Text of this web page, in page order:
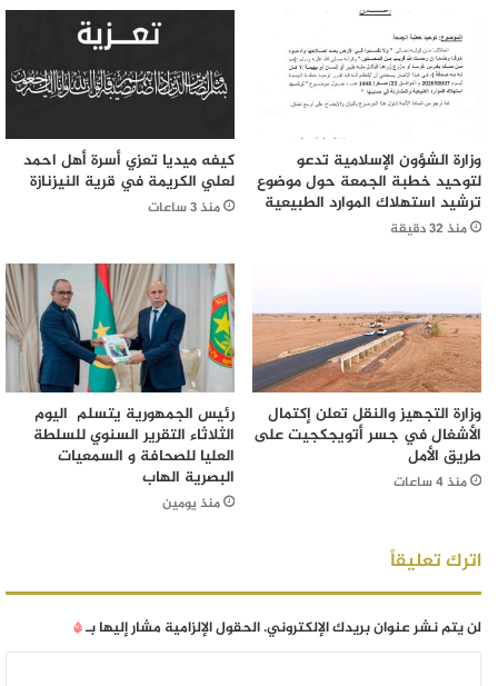
وزارة الشؤون الإسلامية تدعو
لتوحيد خطبة الجمعة حول موضوع
ترشيد استهلاك الموارد الطبيعية
منذ 32 دقيقة
كيفه ميديا تعزي أسرة أهل احمد
لعلي الكريمة في قرية النيزنازة
منذ 3 ساعات
وزارة التجهيز والنقل تعلن إكتمال
الأشغال في جسر أتويجكجيت على
طريق الأمل
منذ 4 ساعات
رئيس الجمهورية يتسلم اليوم
الثلاثاء التقرير السنوي للسلطة
العليا للصحافة و السمعيات
البصرية الهاب
منذ يومين
اترك تعليقاً
لن يتم نشر عنوان بريدك الإلكتروني.الحقول الإلزامية مشار إليها بـ*